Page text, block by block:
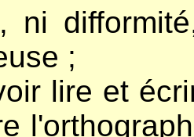
ni
;
lire et